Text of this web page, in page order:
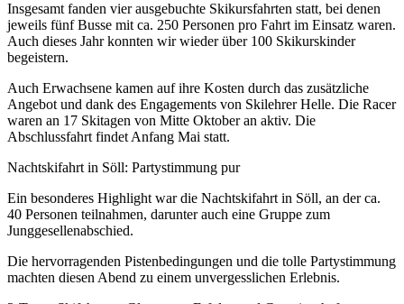
Insgesamt fanden vier ausgebuchte Skikursfahrten statt, bei denen
jeweils fünf Busse mit ca. 250 Personen pro Fahrt im Einsatz waren.
Auch dieses Jahr konnten wir wieder über 100 Skikurskinder
begeistern.
Auch Erwachsene kamen auf ihre Kosten durch das zusätzliche
Angebot und dank des Engagements von Skilehrer Helle. Die Racer
waren an 17 Skitagen von Mitte Oktober an aktiv. Die
Abschlussfahrt findet Anfang Mai statt.
Nachtskifahrt in Söll: Partystimmung pur
Ein besonderes Highlight war die Nachtskifahrt in Söll, an der ca.
40 Personen teilnahmen, darunter auch eine Gruppe zum
Junggesellenabschied.
Die hervorragenden Pistenbedingungen und die tolle Partystimmung
machten diesen Abend zu einem unvergesslichen Erlebnis.